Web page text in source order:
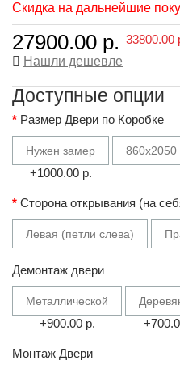
Скидка на дальнейшие
27900.00 р. 33800.00
Нашли дешевле
Доступные опции
Размер Двери по Коробке
Нужен замер
+1000.00 р.
860х2050
Сторона открывания (на
Левая (петли слева)
Демонтаж двери
Металлической
+900.00 р.
Монтаж Двери